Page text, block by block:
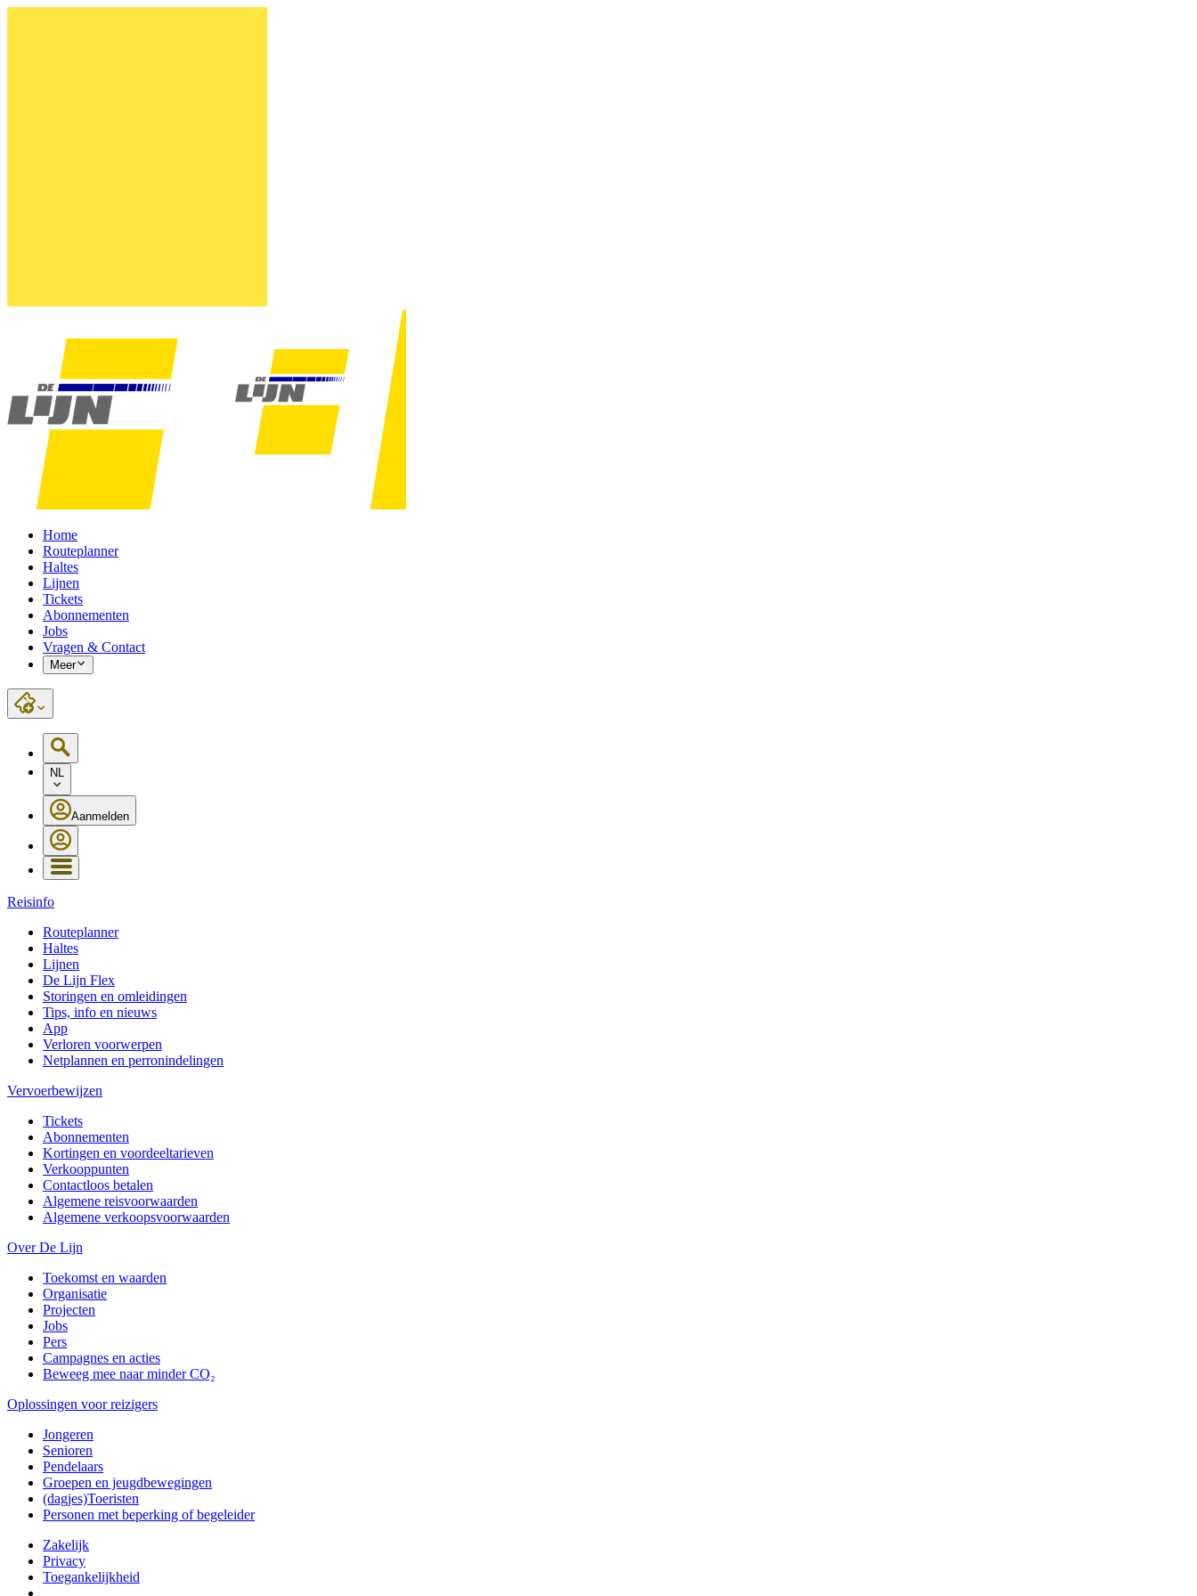
Home
Routeplanner
Haltes
Lijnen
Tickets
Abonnementen
Jobs
Vragen & Contact
Meer
NL
Aanmelden
Reisinfo
Routeplanner
Haltes
Lijnen
De Lijn Flex
Storingen en omleidingen
Tips, info en nieuws
App
Verloren voorwerpen
Netplannen en perronindelingen
Vervoerbewijzen
Tickets
Abonnementen
Kortingen en voordeeltarieven
Verkooppunten
Contactloos betalen
Algemene reisvoorwaarden
Algemene verkoopsvoorwaarden
Over De Lijn
Toekomst en waarden
Organisatie
Projecten
Jobs
Pers
Campagnes en acties
Beweeg mee naar minder CO₂
Oplossingen voor reizigers
Jongeren
Senioren
Pendelaars
Groepen en jeugdbewegingen
(dagjes)Toeristen
Personen met beperking of begeleider
Zakelijk
Privacy
Toegankelijkheid